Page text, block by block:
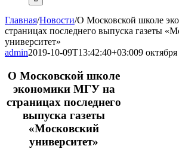
Главная/Новости/О Московской школе
страницах последнего выпуска газеты
университет»
admin2019-10-09T13:42:40+03:009
О Московской школе
экономики МГУ на
страницах последнего
выпуска газеты
«Московский
университет»